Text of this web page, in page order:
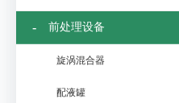
- 前处理设备
旋涡混合器
配液罐